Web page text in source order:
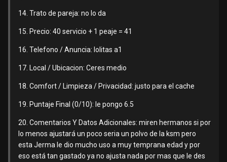
14. Trato de pareja: no lo da
15. Precio: 40 servicio + 1 peaje = 41
16. Telefono / Anuncia: lolitas a1
17. Local / Ubicacion: Ceres medio
18. Comfort / Limpieza / Privacidad: justo para el cache
19. Puntaje Final (0/10): le pongo 6.5
20. Comentarios Y Datos Adicionales: miren hermanos si por
lo menos ajustará un poco seria un polvo de la ksm pero
esta Jerma le dio mucho uso a muy temprana edad y por
eso está tan gastado ya no ajusta nada por mas que le des